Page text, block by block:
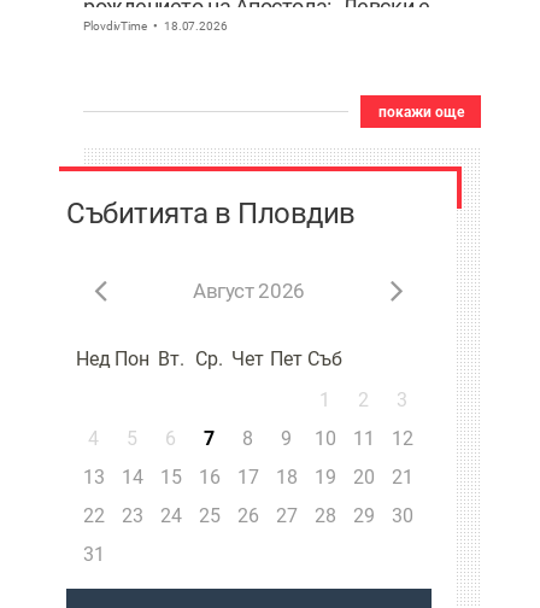
рождението на Апостола: „Левски е
България! Децата нямат нужда от
PlovdivTime 18.07.2026
покажи още
Събитията в Пловдив
Август 2026
Нед Пон Вт. Ср. Чет Пет Съб
1
2
3
4
5 6 7 8 9 10 11
12
13
14 15 16 17 18 19 20
21
22
23 24 25 26 27 28 29
30
31